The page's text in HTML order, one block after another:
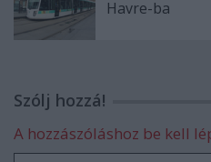
Havre-ba
Szólj hozzá!
A hozzászóláshoz be kell